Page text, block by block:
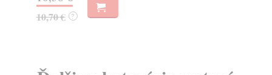
10,70 € ?